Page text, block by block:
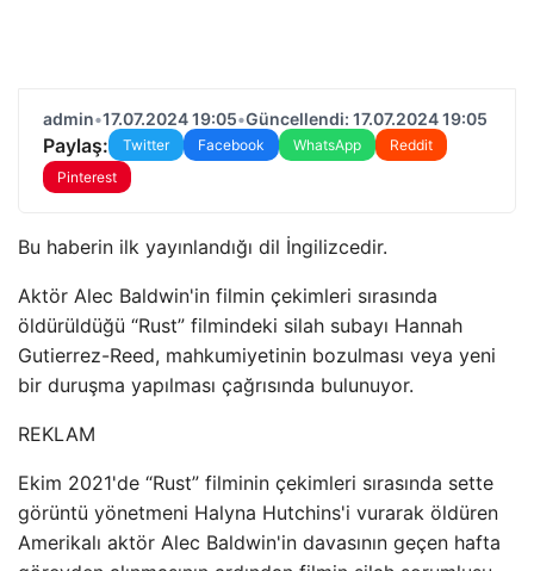
admin•17.07.2024 19:05•Güncellendi: 17.07.2024 19:05
Paylaş: Twitter Facebook WhatsApp
Reddit
Pinterest
Bu haberin ilk yayınlandığı dil İngilizcedir.
Aktör Alec Baldwin'in filmin çekimleri sırasında
öldürüldüğü “Rust” filmindeki silah subayı Hannah
Gutierrez-Reed, mahkumiyetinin bozulması veya yeni
bir duruşma yapılması çağrısında bulunuyor.
REKLAM
Ekim 2021'de “Rust” filminin çekimleri sırasında sette
görüntü yönetmeni Halyna Hutchins'i vurarak öldüren
Amerikalı aktör Alec Baldwin'in davasının geçen hafta